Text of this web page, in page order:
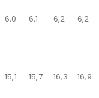
6,0 6,1 6,2 6,2
15,1 15,7 16,3 16,9